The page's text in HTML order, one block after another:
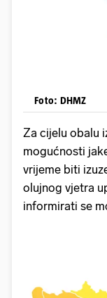
Foto: DHMZ
Za cijelu obalu
mogućnosti
vrijeme biti
olujnog vjetra
informirati se